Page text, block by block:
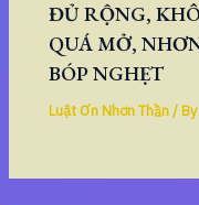
ĐỦ RỘNG,
QUÁ MỞ,
BÓP NGHẸT
Luật Ơn Nhơn Thần/ By